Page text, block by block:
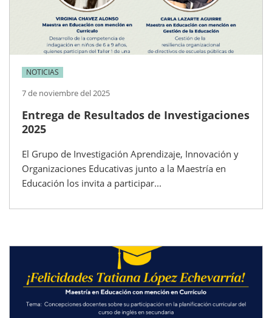
NOTICIAS
7 de noviembre del 2025
Entrega de Resultados de Investigaciones
2025
El Grupo de Investigación Aprendizaje, Innovación y
Organizaciones Educativas junto a la Maestría en
Educación los invita a participar...